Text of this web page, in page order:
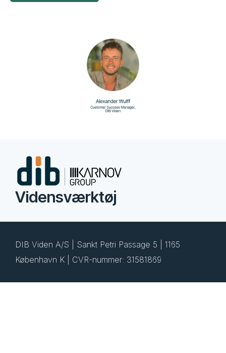
Vidensværktøj
DIB Viden A/S | Sankt Petri Passage 5 | 1165
København K | CVR-nummer: 31581869